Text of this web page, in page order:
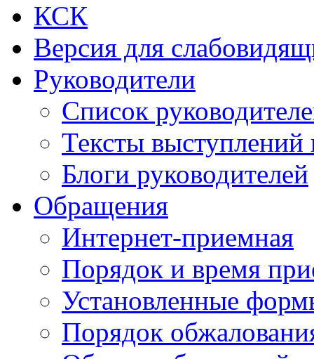
КСК
Версия для
Руководители
Список
Тексты выступлений
Блоги руководителей
Обращения
Интернет-приемная
Порядок и время
Установленные
Порядок